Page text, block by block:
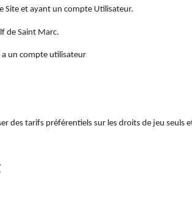
Site et ayant un compte Utilisateur.
de Saint Marc.
un compte utilisateur
des tarifs préférentiels sur les droits de jeu seuls